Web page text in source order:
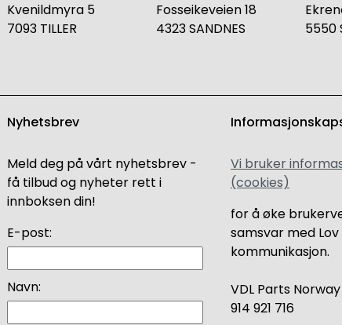
Kvenildmyra 5
7093 TILLER
Fosseikeveien 18
4323 SANDNES
5550
Nyhetsbrev
Meld deg på vårt nyhetsbrev -
få tilbud og nyheter rett i
innboksen din!
E-post:
Navn:
Vi bruker
(cookies)
for å øke
samsvar med
kommunikasjon.
VDL Parts
914 921 716